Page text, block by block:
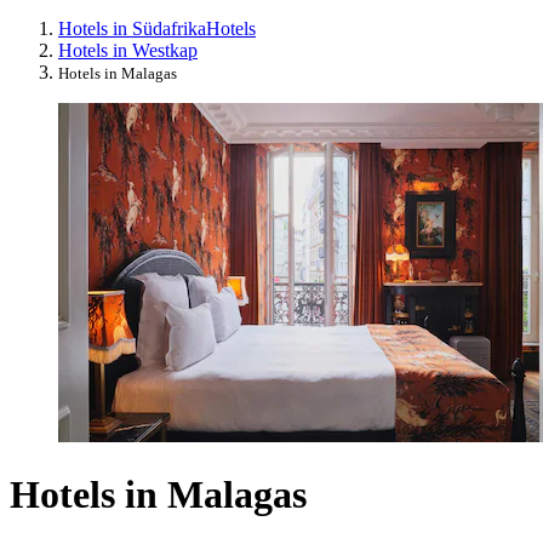
Hotels in SüdafrikaHotels
Hotels in Westkap
Hotels in Malagas
Hotels in Malagas